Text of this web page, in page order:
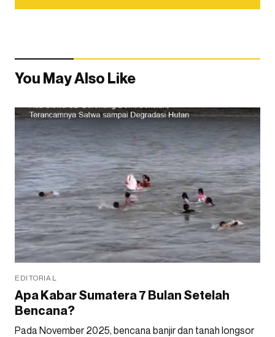
You May Also Like
EDITORIAL
Apa Kabar Sumatera 7 Bulan Setelah
Bencana?
Pada November 2025, bencana banjir dan tanah longsor